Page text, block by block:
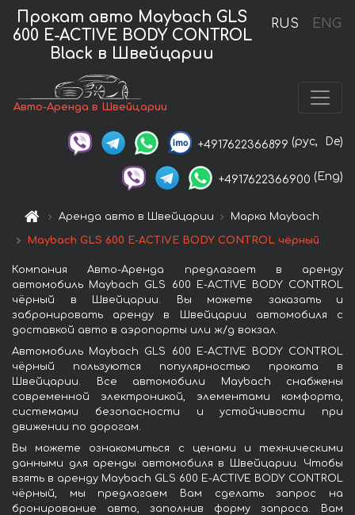
RUS ENG
Прокат авто Maybach GLS
600 E-ACTIVE BODY CONTROL
Black в Швейцарии
Авто-Аренда в Швейцарии
+4917622366899 (рус, De)
+4917622366900 (Eng)
Аренда авто в Швейцарии Марка Maybach
Maybach GLS 600 E-ACTIVE BODY CONTROL чёрный
Компания Авто-Аренда предлагает в аренду
автомобиль Maybach GLS 600 E-ACTIVE BODY CONTROL
чёрный в Швейцарии. Вы можете заказать и
забронировать аренду в Швейцарии автомобиля с
доставкой авто в аэропорты или ж/д вокзал.
Автомобиль Maybach GLS 600 E-ACTIVE BODY CONTROL
чёрный пользуются популярностью проката в
Швейцарии. Все автомобили Maybach снабжены
современной электроникой, элементами комфорта,
системами безопасности и устойчивости при
движении по дорогам.
Вы можете ознакомиться с ценами и техническими
данными для аренды автомобиля в Швейцарии. Чтобы
взять в аренду Maybach GLS 600 E-ACTIVE BODY CONTROL
чёрный, мы предлагаем Вам сделать запрос на
бронирование авто, заполнив форму запроса. Вам